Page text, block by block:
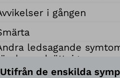
i gången
ledsagande
Utifrån de enskilda